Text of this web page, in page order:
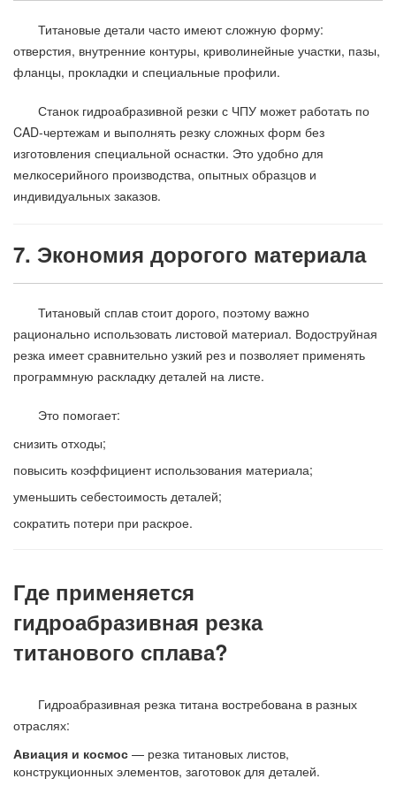
Титановые детали часто имеют сложную форму:
отверстия, внутренние контуры, криволинейные участки, пазы,
фланцы, прокладки и специальные профили.
Станок гидроабразивной резки с ЧПУ может работать по
CAD-чертежам и выполнять резку сложных форм без
изготовления специальной оснастки. Это удобно для
мелкосерийного производства, опытных образцов и
индивидуальных заказов.
7. Экономия дорогого материала
Титановый сплав стоит дорого, поэтому важно
рационально использовать листовой материал. Водоструйная
резка имеет сравнительно узкий рез и позволяет применять
программную раскладку деталей на листе.
Это помогает:
снизить отходы;
повысить коэффициент использования материала;
уменьшить себестоимость деталей;
сократить потери при раскрое.
Где применяется
гидроабразивная резка
титанового сплава?
Гидроабразивная резка титана востребована в разных
отраслях:
Авиация и космос — резка титановых листов,
конструкционных элементов, заготовок для деталей.